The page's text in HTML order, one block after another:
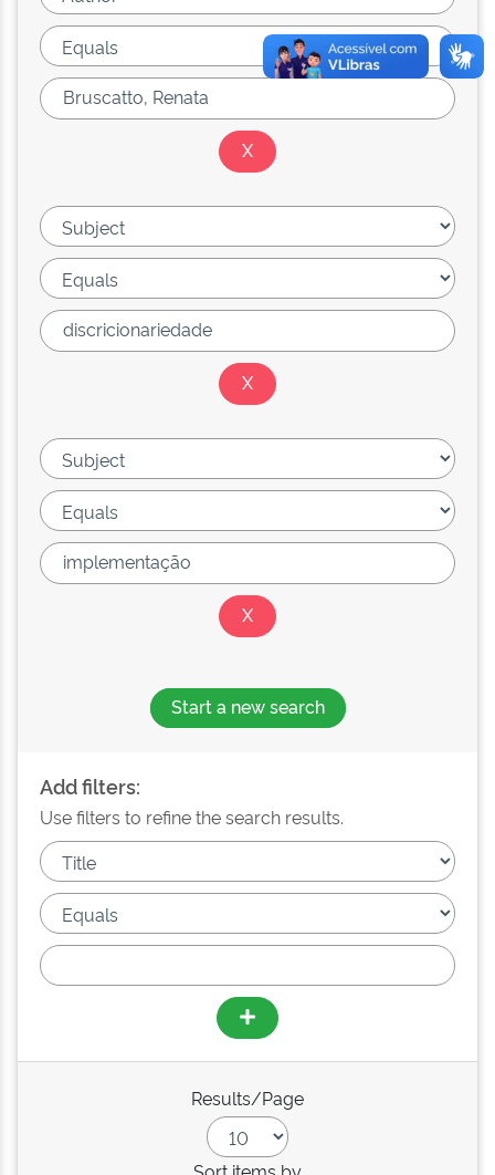
Start a new search
Add filters:
Use filters to refine the search results.
Results/Page